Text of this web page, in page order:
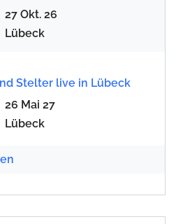
27 Okt. 26
Lübeck
Stelter live in Lübeck
26 Mai 27
Lübeck